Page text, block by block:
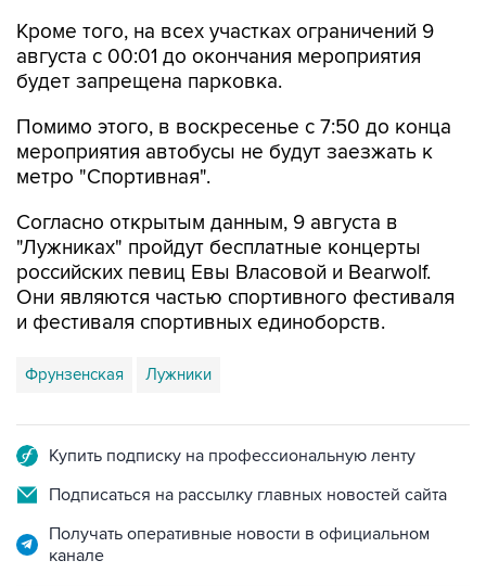
будет запрещена парковка.
Помимо этого, в воскресенье с 7:50 до конца
метро "Спортивная".
Согласно открытым данным, 9 августа в
российских певиц Евы Власовой и Bearwolf.
Они являются частью спортивного фестиваля
и фестиваля спортивных единоборств.
Фрунзенская Лужники
Подписаться на рассылку главных новостей сайта
Получать оперативные новости в официальном